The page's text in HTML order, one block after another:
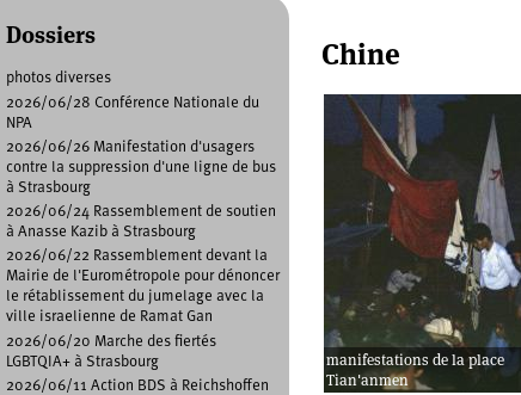
Chine
manifestations de la place
Tian'anmen
Pages
Dossiers
photos diverses
2026/06/28 Conférence Nationale du
NPA
2026/06/26 Manifestation d'usagers
contre la suppression d'une ligne de bus
à Strasbourg
2026/06/24 Rassemblement de soutien
à Anasse Kazib à Strasbourg
2026/06/22 Rassemblement devant la
Mairie de l'Eurométropole pour dénoncer
le rétablissement du jumelage avec la
ville israelienne de Ramat Gan
2026/06/20 Marche des fiertés
LGBTQIA+ à Strasbourg
2026/06/11 Action BDS à Reichshoffen